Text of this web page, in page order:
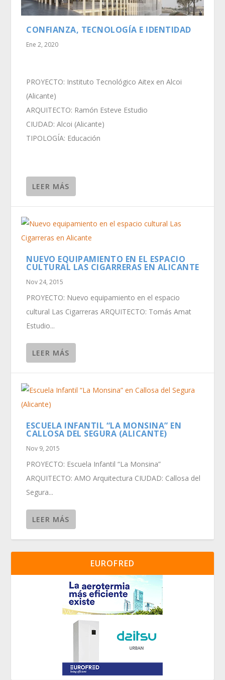
CONFIANZA, TECNOLOGÍA E IDENTIDAD
Ene 2, 2020
PROYECTO: Instituto Tecnológico Aitex en Alcoi
(Alicante)
ARQUITECTO: Ramón Esteve Estudio
CIUDAD: Alcoi (Alicante)
TIPOLOGÍA: Educación
LEER MÁS
NUEVO EQUIPAMIENTO EN EL ESPACIO
CULTURAL LAS CIGARRERAS EN ALICANTE
Nov 24, 2015
PROYECTO: Nuevo equipamiento en el espacio
cultural Las Cigarreras ARQUITECTO: Tomás Amat
Estudio...
LEER MÁS
ESCUELA INFANTIL “LA MONSINA” EN
CALLOSA DEL SEGURA (ALICANTE)
Nov 9, 2015
PROYECTO: Escuela Infantil “La Monsina”
ARQUITECTO: AMO Arquitectura CIUDAD: Callosa del
Segura...
LEER MÁS
EUROFRED